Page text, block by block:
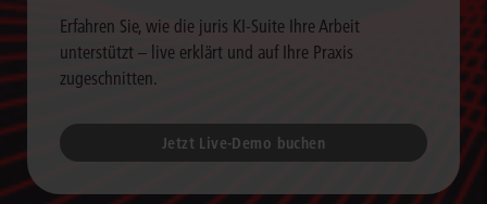
Erfahren Sie, wie die juris KI-Suite Ihre Arbeit
unterstützt – live erklärt und auf Ihre Praxis
zugeschnitten.
Jetzt Live-Demo buchen